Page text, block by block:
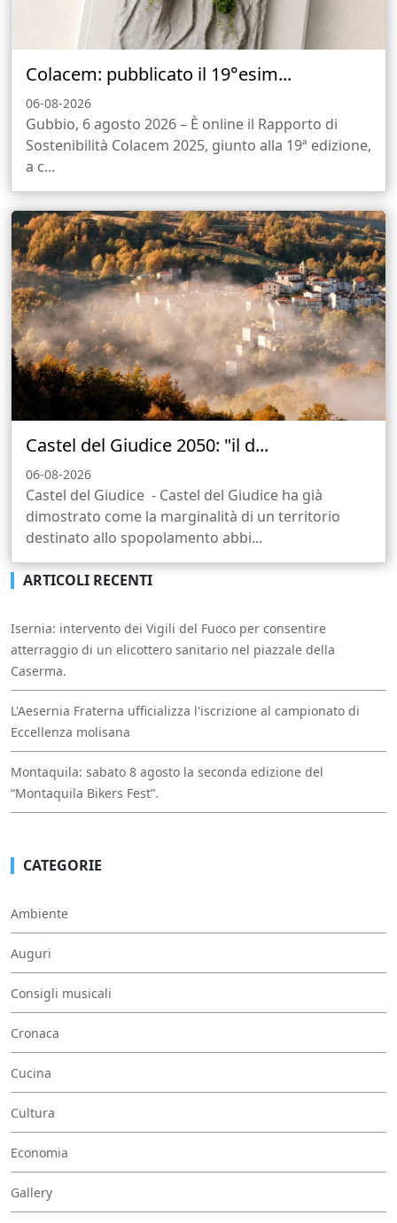
Colacem: pubblicato il 19°esim...
06-08-2026
Gubbio, 6 agosto 2026 – È online il Rapporto di
Sostenibilità Colacem 2025, giunto alla 19ª edizione,
a c...
Castel del Giudice 2050: "il d...
06-08-2026
Castel del Giudice - Castel del Giudice ha già
dimostrato come la marginalità di un territorio
destinato allo spopolamento abbi...
ARTICOLI RECENTI
Isernia: intervento dei Vigili del Fuoco per consentire
atterraggio di un elicottero sanitario nel piazzale della
Caserma.
L'Aesernia Fraterna ufficializza l'iscrizione al campionato di
Eccellenza molisana
Montaquila: sabato 8 agosto la seconda edizione del
“Montaquila Bikers Fest”.
CATEGORIE
Ambiente
Auguri
Consigli musicali
Cronaca
Cucina
Cultura
Economia
Gallery